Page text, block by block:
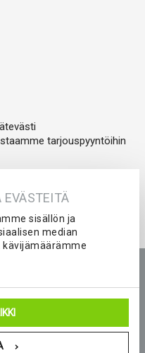
EVÄSTEITÄ
sisällön ja
median
tarjouspyyntöihin
seura-asut joukkueelle
toteutus: